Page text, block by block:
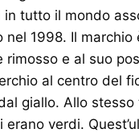
tutto il mondo
nel 1998. Il marchio
rimosso e al suo
al centro del
giallo. Allo
verdi.